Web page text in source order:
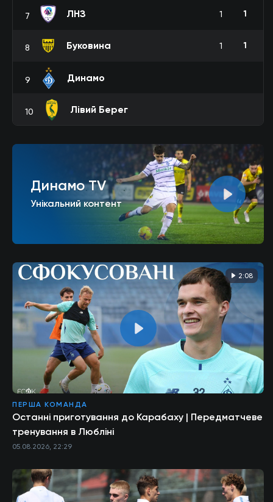
7 ЛНЗ 1 1
8 Буковина 1 1
9 Динамо
10 Лівий Берег
Динамо TV
Унікальний контент
2:08
ПЕРША КОМАНДА
Останні приготування до Карабаху | Передматчеве
тренування в Любліні
05.08.2026, 22:29